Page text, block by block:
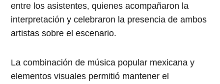
entre los asistentes, quienes acompañaron la
interpretación y celebraron la presencia de ambos
artistas sobre el escenario.
La combinación de música popular mexicana y
elementos visuales permitió mantener el